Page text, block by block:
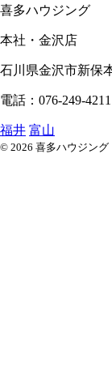
喜多ハウジング
本社・金沢店
石川県金沢市新保
電話：076-249-4211
福井 富山
© 2026 喜多ハウジング